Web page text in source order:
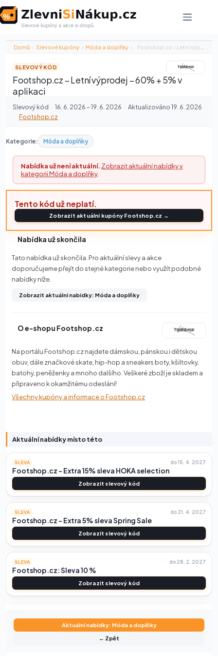
to
content
Domů › Slevové kupóny › Móda a doplňky › Footshop.cz – Letní výprodej – 60%…
SLEVOVÝ KÓD
Footshop.cz – Letní výprodej – 60% + 5% v
aplikaci
Slevový kód · 16. 6. 2026 – 19. 6. 2026 · Aktualizováno 19. 6. 2026
· Footshop.cz
Kategorie: Móda a doplňky
Nabídka už není aktuální. Zobrazit aktuální nabídky v
kategorii Móda a doplňky.
Tento kód už neplatí.
Zobrazit aktuální kupóny Footshop.cz →
Nabídka už skončila
Tato nabídka už skončila. Pro aktuální slevy a akce
doporučujeme přejít do stejné kategorie nebo využít podobné
nabídky níže.
Zobrazit aktuální nabídky: Móda a doplňky
O e-shopu Footshop.cz
Na portálu Footshop.cz najdete dámskou, pánskou i dětskou
obuv, dále značkové skate, hip-hop a sneakers boty, kšiltovky,
batohy, peněženky a mnoho dalšího. Veškeré zboží je skladem a
připraveno k okamžitému odeslání!
Všechny kupóny a informace o Footshop.cz
Aktuální nabídky místo této
SLEVA do 15. 4. 2027
Footshop.cz – Extra 15% sleva HOKA selection
Zobrazit slevový kód
SLEVA do 21. 4. 2027
Footshop.cz – Extra 5% sleva Spring Sale
Zobrazit slevový kód
SLEVA do 28. 2. 2027
Footshop.cz: Sleva 10 %
Zobrazit slevový kód
Aktuální nabídky: Móda a doplňky
← Zpět